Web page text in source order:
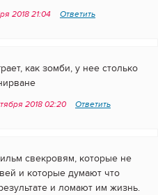
2018 21:04 Ответить
как зомби, у нее столько
2018 02:20 Ответить
свекровям, которые не
и которые думают что
и ломают им жизнь.